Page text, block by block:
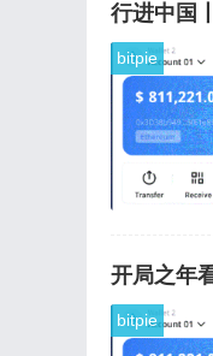
行进中国
bitpie
开局之年
bitpie